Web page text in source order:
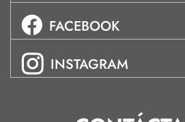
FACEBOOK
INSTAGRAM